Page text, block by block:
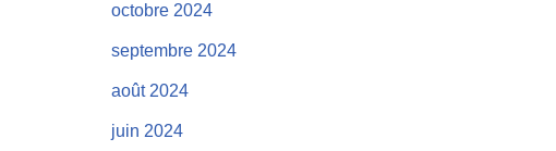
octobre 2024
septembre 2024
août 2024
juin 2024